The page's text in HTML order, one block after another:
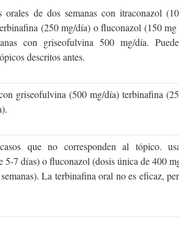
orales de dos semanas con itraconazol
(250 mg/día) o fluconazol (150 mg
con griseofulvina 500 mg/día.
descritos antes.
griseofulvina (500 mg/día) terbinafina
que no corresponden al tópico.
5-7 días) o fluconazol (dosis única de 400
La terbinafina oral no es eficaz,